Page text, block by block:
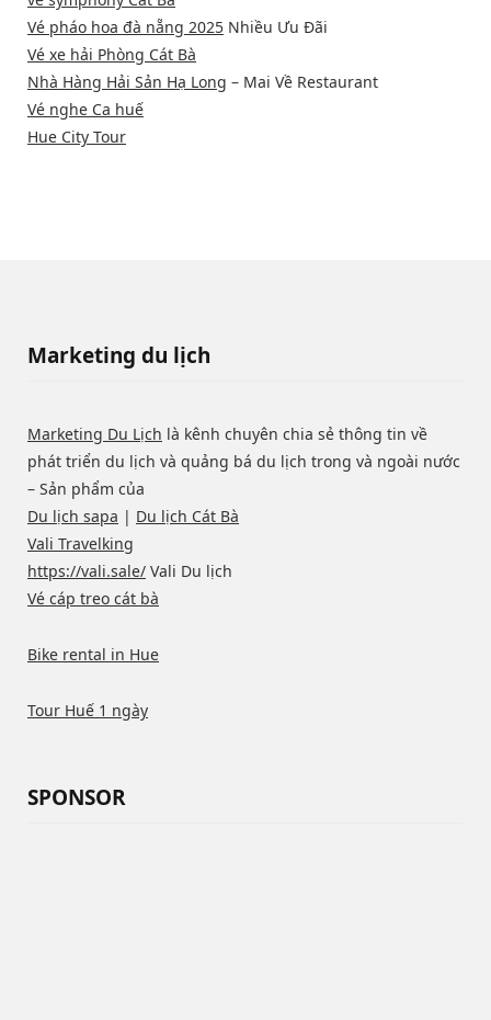
Vé pháo hoa đà nẵng 2025 Nhiều Ưu Đãi
Vé xe hải Phòng Cát Bà
Nhà Hàng Hải Sản Hạ Long – Mai Về Restaurant
Vé nghe Ca huế
Hue City Tour
Marketing du lịch
Marketing Du Lịch là kênh chuyên chia sẻ thông tin về
phát triển du lịch và quảng bá du lịch trong và ngoài nước
– Sản phẩm của
Du lịch sapa | Du lịch Cát Bà
Vali Travelking
https://vali.sale/ Vali Du lịch
Vé cáp treo cát bà
Bike rental in Hue
Tour Huế 1 ngày
SPONSOR